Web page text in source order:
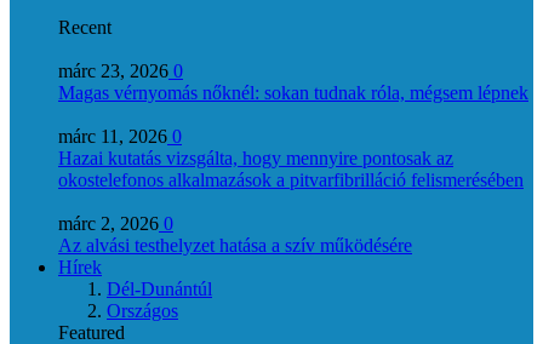
Recent
márc 23, 2026 0
Magas vérnyomás nőknél: sokan tudnak róla, mégsem lépnek
márc 11, 2026 0
Hazai kutatás vizsgálta, hogy mennyire pontosak az
okostelefonos alkalmazások a pitvarfibrilláció felismerésében
márc 2, 2026 0
Az alvási testhelyzet hatása a szív működésére
Hírek
Dél-Dunántúl
Országos
Featured